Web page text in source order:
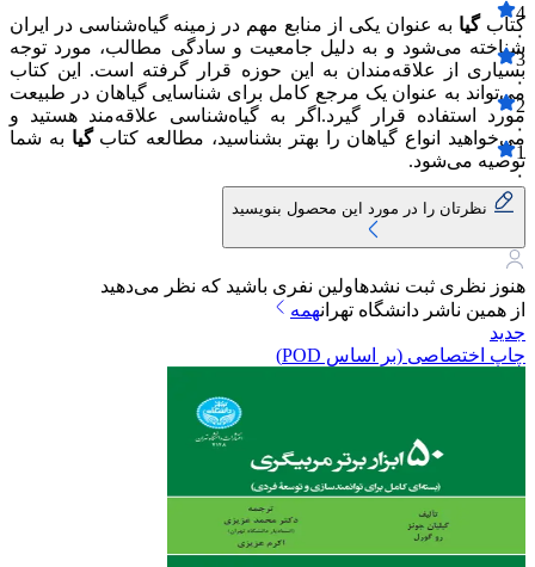
کتابگیا به عنوان یکی از منابع مهم در زمینه گیاه‌شناسی در ایران
شناخته می‌شود و به دلیل جامعیت و سادگی مطالب، مورد توجه
بسیاری از علاقه‌مندان به این حوزه قرار گرفته است. این کتاب
می‌تواند به عنوان یک مرجع کامل برای شناسایی گیاهان در طبیعت
مورد استفاده قرار گیرد.اگر به گیاه‌شناسی علاقه‌مند هستید و
می‌خواهید انواع گیاهان را بهتر بشناسید، مطالعه کتاب گیا به شما
توصیه می‌شود.
4
۰
3
۰
2
۰
1
۰
نظرتان را در مورد این محصول بنویسید
هنوز نظری ثبت نشدهاولین نفری باشید که نظر می‌دهید
از همین ناشر دانشگاه تهرانهمه
جدید
چاپ اختصاصی (بر اساس POD)